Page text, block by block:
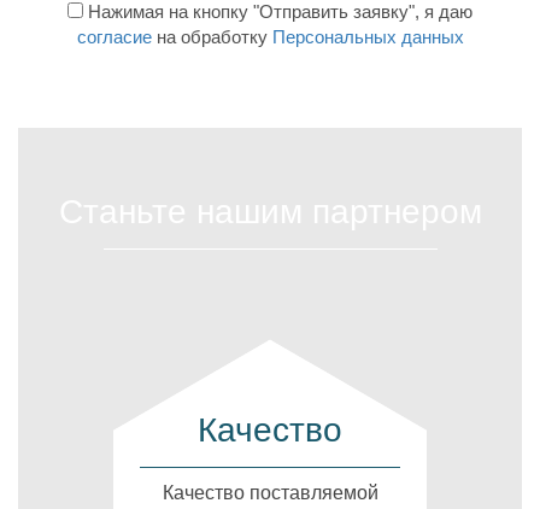
Нажимая на кнопку "Отправить заявку", я даю
согласиена обработку Персональных данных
Качество
Качество поставляемой